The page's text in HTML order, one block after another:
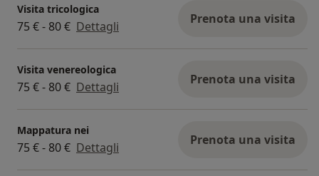
Visita tricologica
75 € - 80 € Dettagli Prenota una visita
Visita venereologica
75 € - 80 € Dettagli Prenota una visita
Mappatura nei
75 € - 80 € Dettagli Prenota una visita